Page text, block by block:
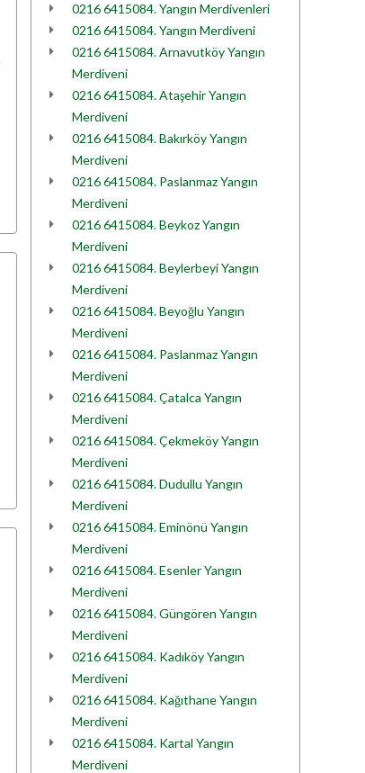
0216 6415084. Yangın Merdivenleri
0216 6415084. Yangın Merdiveni
0216 6415084. Arnavutköy Yangın
Merdiveni
0216 6415084. Ataşehir Yangın
Merdiveni
0216 6415084. Bakırköy Yangın
Merdiveni
0216 6415084. Paslanmaz Yangın
Merdiveni
0216 6415084. Beykoz Yangın
Merdiveni
0216 6415084. Beylerbeyi Yangın
Merdiveni
0216 6415084. Beyoğlu Yangın
Merdiveni
0216 6415084. Paslanmaz Yangın
Merdiveni
0216 6415084. Çatalca Yangın
Merdiveni
0216 6415084. Çekmeköy Yangın
Merdiveni
0216 6415084. Dudullu Yangın
Merdiveni
0216 6415084. Eminönü Yangın
Merdiveni
0216 6415084. Esenler Yangın
Merdiveni
0216 6415084. Güngören Yangın
Merdiveni
0216 6415084. Kadıköy Yangın
Merdiveni
0216 6415084. Kağıthane Yangın
Merdiveni
0216 6415084. Kartal Yangın
Merdiveni